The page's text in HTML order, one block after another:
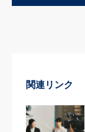
関連リンク